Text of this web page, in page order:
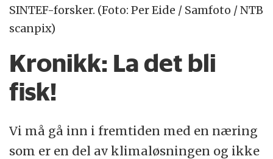
SINTEF-forsker. (Foto: Per Eide / Samfoto / NTB
scanpix)
Kronikk: La det bli
fisk!
Vi må gå inn i fremtiden med en næring
som er en del av klimaløsningen og ikke